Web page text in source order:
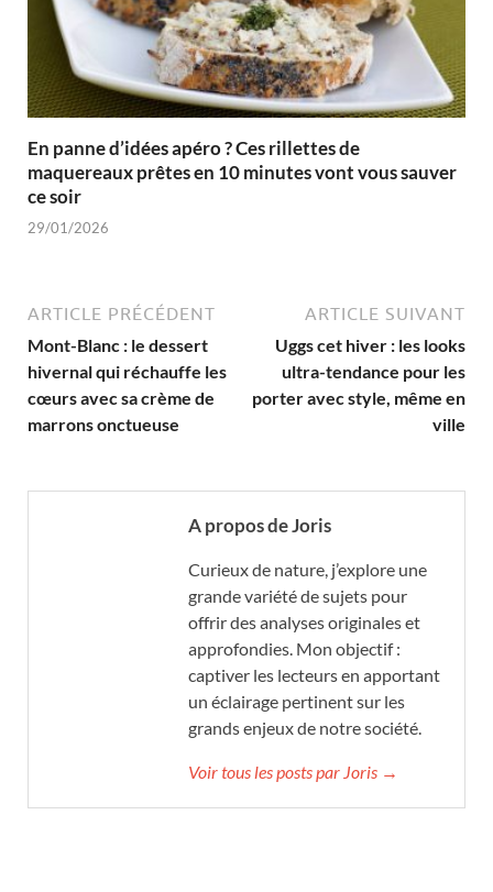
En panne d’idées apéro ? Ces rillettes de
maquereaux prêtes en 10 minutes vont vous sauver
ce soir
29/01/2026
ARTICLE PRÉCÉDENT
Mont-Blanc : le dessert
hivernal qui réchauffe les
cœurs avec sa crème de
marrons onctueuse
ARTICLE SUIVANT
Uggs cet hiver : les looks
ultra-tendance pour les
porter avec style, même en
ville
A propos de Joris
Curieux de nature, j’explore une
grande variété de sujets pour
offrir des analyses originales et
approfondies. Mon objectif :
captiver les lecteurs en apportant
un éclairage pertinent sur les
grands enjeux de notre société.
Voir tous les posts par Joris →